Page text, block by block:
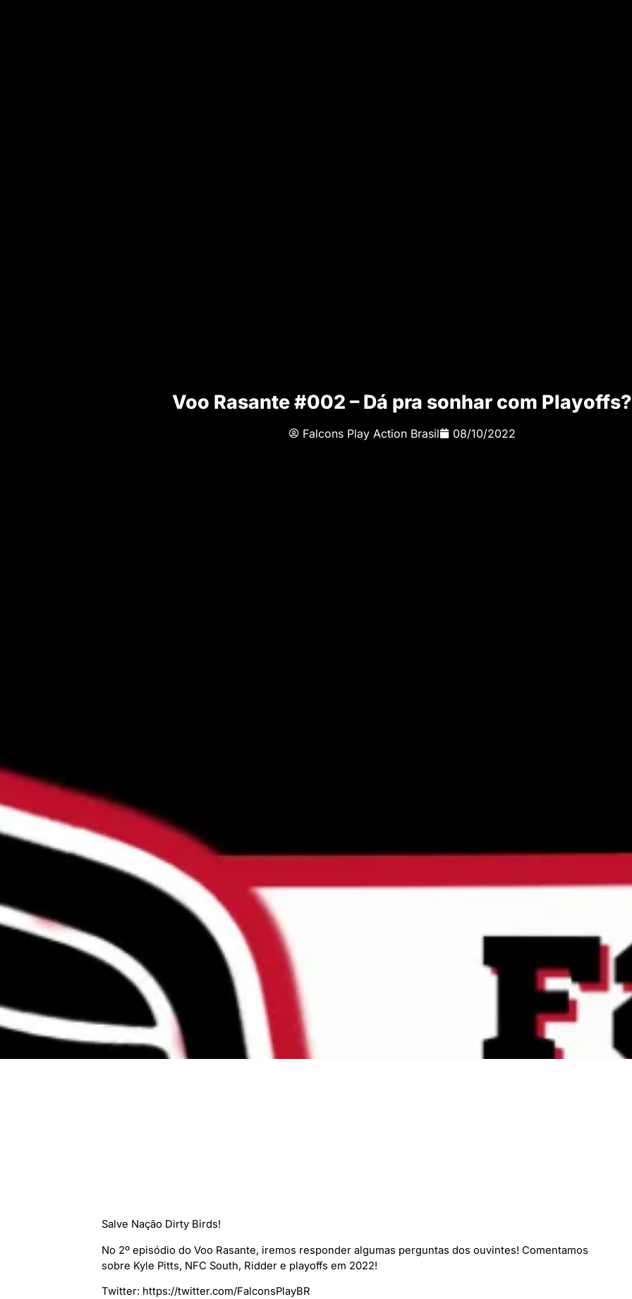
Voo Rasante #002 – Dá pra sonhar com Playoffs?
Falcons Play Action Brasil 08/10/2022
Salve Nação Dirty Birds!
No 2º episódio do Voo Rasante, iremos responder algumas perguntas dos ouvintes! Comentamos
sobre Kyle Pitts, NFC South, Ridder e playoffs em 2022!
Twitter: https://twitter.com/FalconsPlayBR